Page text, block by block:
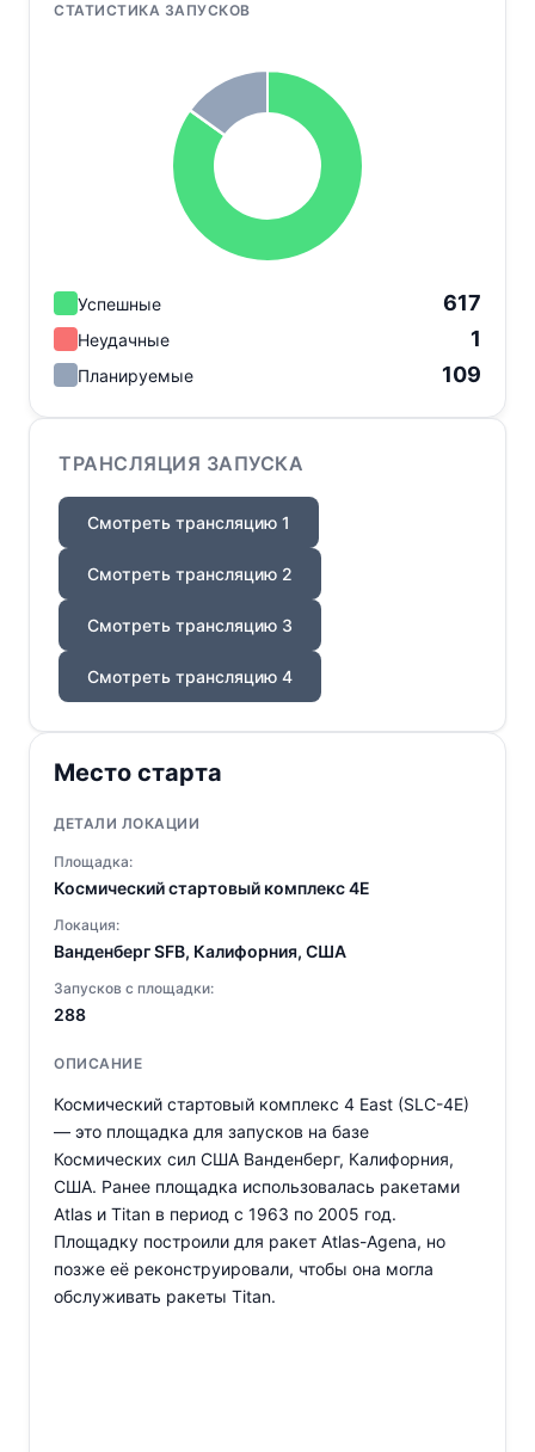
СТАТИСТИКА ЗАПУСКОВ
Успешные 617
Неудачные 1
Планируемые 109
ТРАНСЛЯЦИЯ ЗАПУСКА
Смотреть трансляцию 1
Смотреть трансляцию 2
Смотреть трансляцию 3
Смотреть трансляцию 4
Место старта
ДЕТАЛИ ЛОКАЦИИ
Площадка:
Космический стартовый комплекс 4E
Локация:
Ванденберг SFB, Калифорния, США
Запусков с площадки:
288
ОПИСАНИЕ
Космический стартовый комплекс 4 East (SLC-4E)
— это площадка для запусков на базе
Космических сил США Ванденберг, Калифорния,
США. Ранее площадка использовалась ракетами
Atlas и Titan в период с 1963 по 2005 год.
Площадку построили для ракет Atlas-Agena, но
позже её реконструировали, чтобы она могла
обслуживать ракеты Titan.